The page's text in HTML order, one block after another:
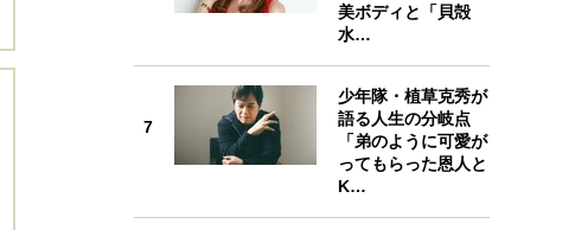
美ボディと「貝殻
水…
7
少年隊・植草克秀が
語る人生の分岐点
「弟のように可愛が
ってもらった恩人と
K…